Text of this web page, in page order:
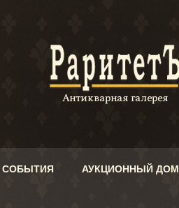
СОБЫТИЯ АУКЦИОННЫЙ ДОМ